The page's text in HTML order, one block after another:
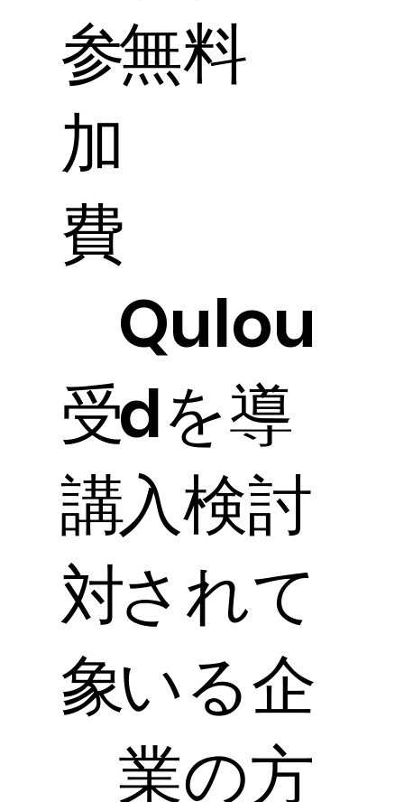
参
加
費
受
講
対
象
無料
Qulou
dを導
入検討
されて
いる企
業の方